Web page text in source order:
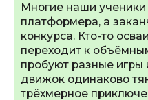
Многие наши
платформера, а
конкурса. Кто-то
переходит к
пробуют разные игры
движок одинаково
трёхмерное